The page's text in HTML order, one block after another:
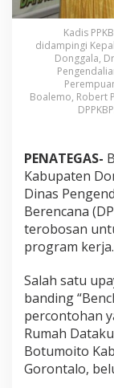
Kadis
didampingi
Donggala,
Boalemo, Robert
PENATEGAS-
Kabupaten
Dinas
Berencana
terobosan
program kerja.
Salah satu
banding
percontohan
Rumah
Botumoito
Gorontalo,